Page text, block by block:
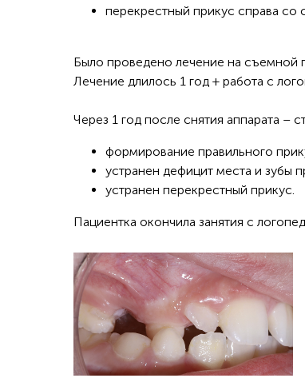
перекрестный прикус справа
Было проведено лечение на съемной
Лечение длилось 1 год + работа с
Через 1 год после снятия аппарата –
формирование правильного
устранен дефицит места и зубы
устранен перекрестный прикус.
Пациентка окончила занятия с